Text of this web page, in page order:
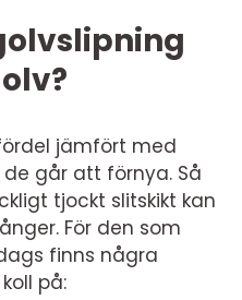
jämfört med
går att förnya. Så
tjockt slitskikt kan
För den som
finns några
på: